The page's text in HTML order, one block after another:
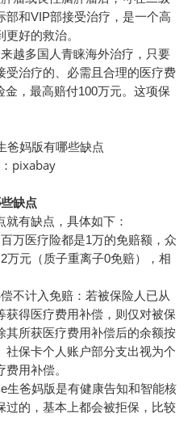
部和VIP部接受治疗，是一个高
好的救治。
多国人青睐海外治疗，只要
受治疗的、必需且合理的医疗费
金，最高赔付100万元。这项保
pixabay
缺点
有缺点，具体如下：
医疗险都是1万的免赔额，众
万元（质子重离子0免赔），相
计入免赔：若被保险人已从
获得医疗费用补偿，则仅对被保
其所获医疗费用补偿后的余额按
社保卡个人账户部分支出视为个
用补偿。
爸妈版是有健康告知和智能核
过的，基本上都会被拒保，比较